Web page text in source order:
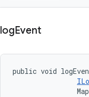
logEvent
public void